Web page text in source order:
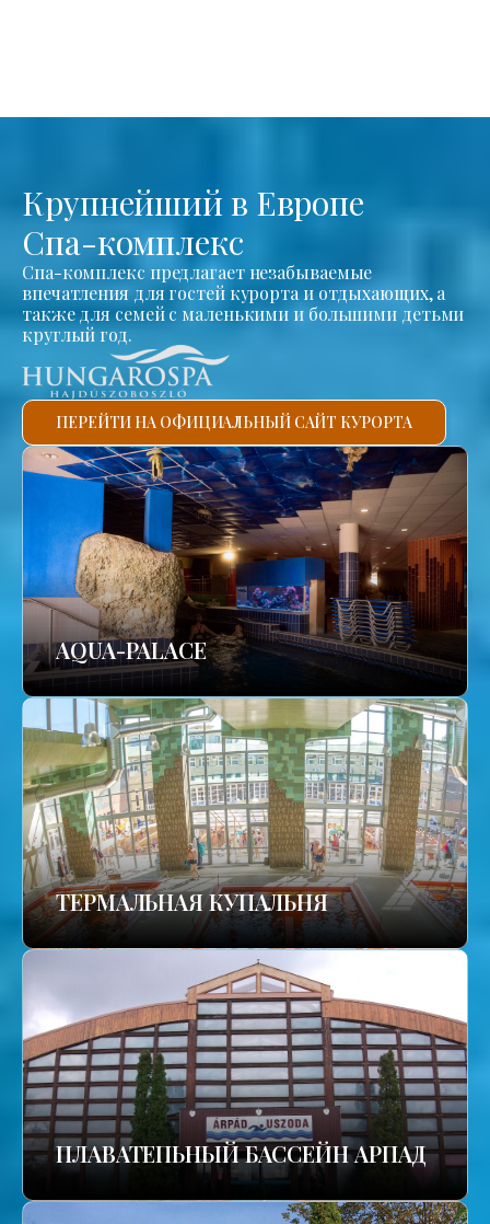
Крупнейший в Европе
Спа-комплекс
Спа-комплекс предлагает незабываемые
впечатления для гостей курорта и отдыхающих, а
также для семей с маленькими и большими детьми
круглый год.
ПЕРЕЙТИ НА ОФИЦИАЛЬНЫЙ САЙТ КУРОРТА
AQUA-PALACE
TЕРМАЛЬНАЯ КУПАЛЬНЯ
ПЛАВАТЕПЬНЫЙ БАССЕЙН АРПАД